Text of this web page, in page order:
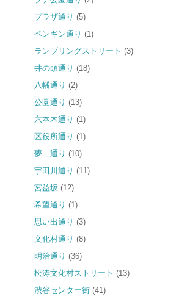
プラザ通り (5)
ペンギン通り (1)
ランブリングストリート (3)
井の頭通り (18)
八幡通り (2)
公園通り (13)
六本木通り (1)
区役所通り (1)
夢二通り (10)
宇田川通り (11)
宮益坂 (12)
希望通り (1)
思い出通り (3)
文化村通り (8)
明治通り (36)
松涛文化村ストリート (13)
渋谷センター街 (41)